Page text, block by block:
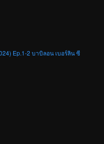
Ep.1-2 บาบิลอน เบอร์ลิน ซี